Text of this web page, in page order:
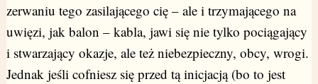
zerwaniu tego zasilającego cię – ale i trzymającego na
uwięzi, jak balon – kabla, jawi się nie tylko pociągający
i stwarzający okazje, ale też niebezpieczny, obcy, wrogi.
Jednak jeśli cofniesz się przed tą inicjacją (bo to jest